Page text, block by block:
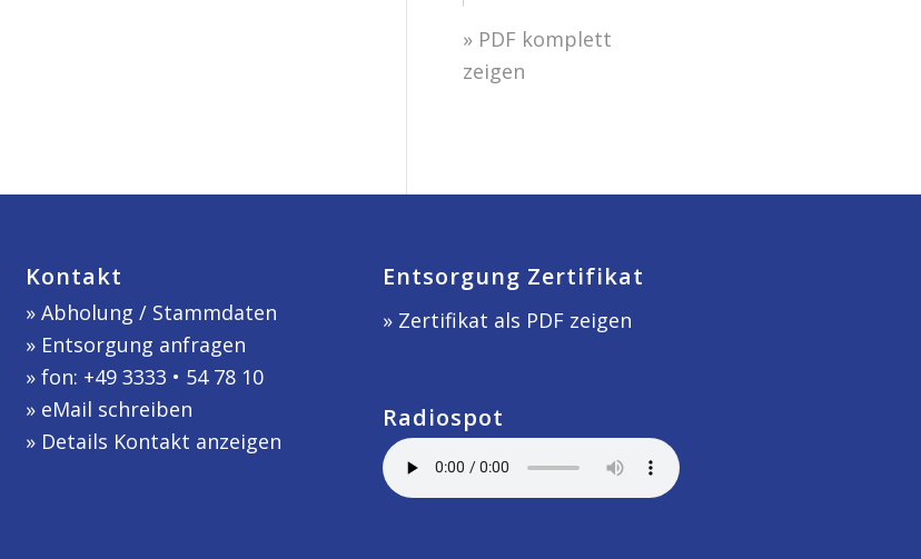
» PDF komplett
zeigen
Kontakt
» Abholung / Stammdaten
» Entsorgung anfragen
» fon: +49 3333 • 54 78 10
» eMail schreiben
» Details Kontakt anzeigen
Entsorgung Zertifikat
» Zertifikat als PDF zeigen
Radiospot